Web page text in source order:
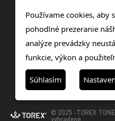
© 2025 -TOREX
vyhradené.
Používame cookies, aby
pohodlné prezeranie
analýze prevádzky
funkcie, výkon a
Súhlasím